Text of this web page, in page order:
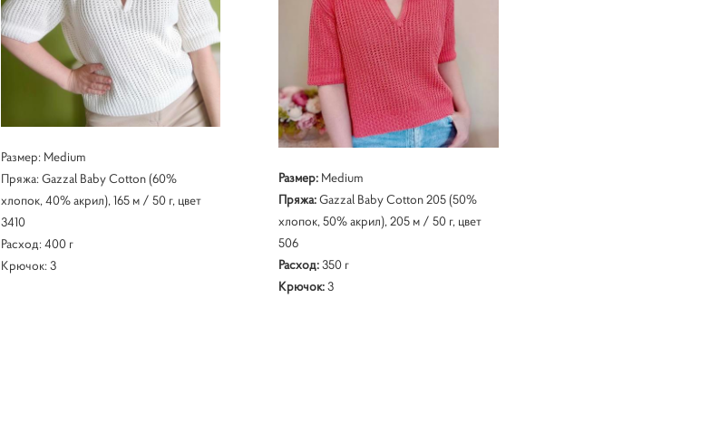
Размер: Medium
Пряжа: Gazzal Baby Cotton (60%
хлопок, 40% акрил), 165 м / 50 г, цвет
3410
Расход: 400 г
Крючок: 3
Размер: Medium
Пряжа:Gazzal Baby Cotton 205 (50%
хлопок, 50% акрил), 205 м / 50 г, цвет
506
Расход:350 г
Крючок:3